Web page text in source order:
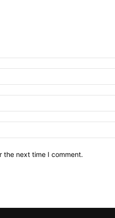
the next time I comment.